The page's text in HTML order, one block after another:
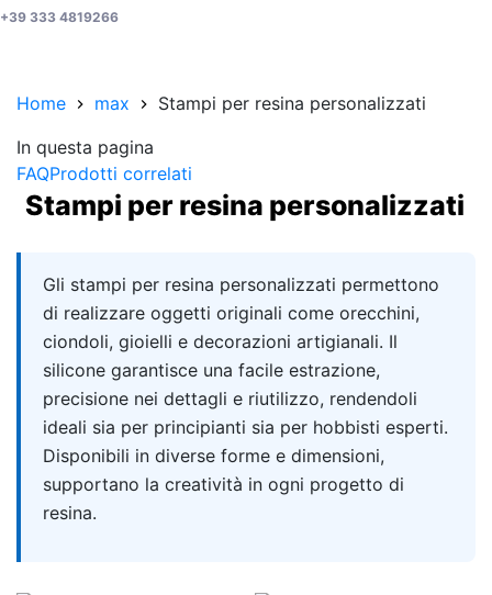
+39 333 4819266
Home max
Stampi per resina personalizzati
In questa pagina
FAQProdotti correlati
Stampi per resina personalizzati
Quick answer
Gli stampi per resina personalizzati permettono
di realizzare oggetti originali come orecchini,
ciondoli, gioielli e decorazioni artigianali. Il
silicone garantisce una facile estrazione,
precisione nei dettagli e riutilizzo, rendendoli
ideali sia per principianti sia per hobbisti esperti.
Disponibili in diverse forme e dimensioni,
supportano la creatività in ogni progetto di
resina.